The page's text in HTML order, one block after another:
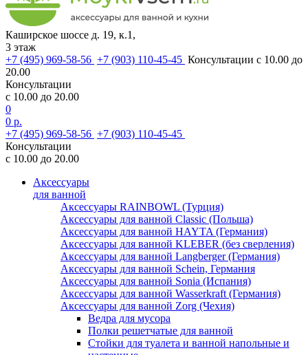
Каширское шоссе д. 19, к.1,
3 этаж
+7 (495) 969-58-56 +7 (903) 110-45-45 Консультации с 10.00 до
20.00
Консультации
с 10.00 до 20.00
0
0 р.
+7 (495) 969-58-56 +7 (903) 110-45-45
Консультации
с 10.00 до 20.00
Аксессуары
для ванной
Аксессуары RAINBOWL (Турция)
Аксессуары для ванной Classic (Польша)
Аксессуары для ванной HAYTA (Германия)
Аксессуары для ванной KLEBER (без сверления)
Аксессуары для ванной Langberger (Германия)
Аксессуары для ванной Schein, Германия
Аксессуары для ванной Sonia (Испания)
Аксессуары для ванной Wasserkraft (Германия)
Аксессуары для ванной Zorg (Чехия)
Ведра для мусора
Полки решетчатые для ванной
Стойки для туалета и ванной напольные и